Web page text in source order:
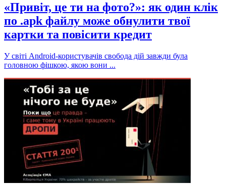
«Привіт, це ти на фото?»: як один клік
по .apk файлу може обнулити твої
картки та повісити кредит
У світі Android-користувачів свобода дій завжди була
головною фішкою, якою вони ...